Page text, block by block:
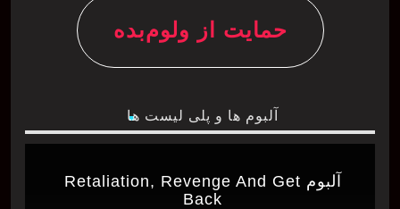
حمایت از ولوم‌بده
آلبوم ها و پلی لیست ها
آلبوم Retaliation, Revenge And Get
Back